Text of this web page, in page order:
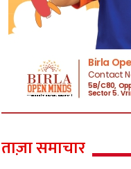
ताज़ा समाचार